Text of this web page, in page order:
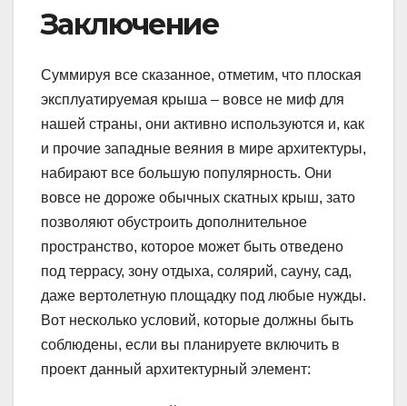
Заключение
Суммируя все сказанное, отметим, что плоская
эксплуатируемая крыша – вовсе не миф для
нашей страны, они активно используются и, как
и прочие западные веяния в мире архитектуры,
набирают все большую популярность. Они
вовсе не дороже обычных скатных крыш, зато
позволяют обустроить дополнительное
пространство, которое может быть отведено
под террасу, зону отдыха, солярий, сауну, сад,
даже вертолетную площадку под любые нужды.
Вот несколько условий, которые должны быть
соблюдены, если вы планируете включить в
проект данный архитектурный элемент: